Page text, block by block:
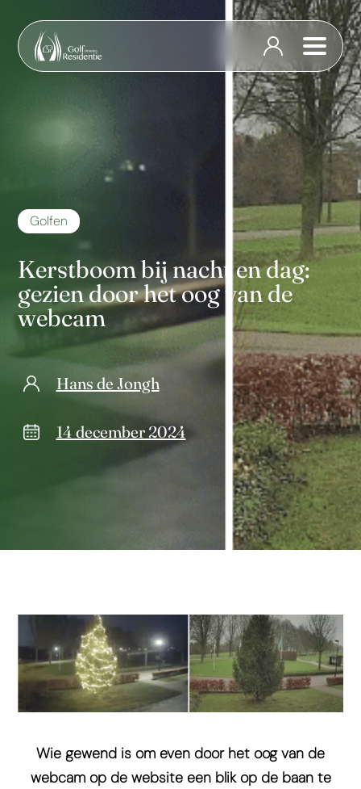
Golfen
Kerstboom bij nacht en dag:
gezien door het oog van de
webcam
Hans de Jongh
14 december 2024
Wie gewend is om even door het oog van de
webcam op de website een blik op de baan te